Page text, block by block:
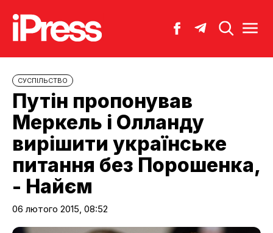
CУСПІЛЬСТВО
Путін пропонував
Меркель і Олланду
вирішити українське
питання без Порошенка,
- Найєм
06 лютого 2015, 08:52